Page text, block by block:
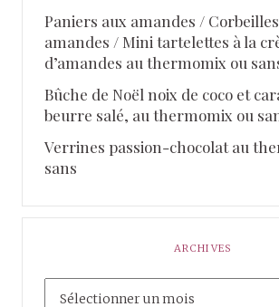
Paniers aux amandes /
amandes / Mini tartelettes à la
d’amandes au thermomix ou
Bûche de Noël noix de coco et
beurre salé, au thermomix ou
Verrines passion-chocolat au
sans
ARCHIVES